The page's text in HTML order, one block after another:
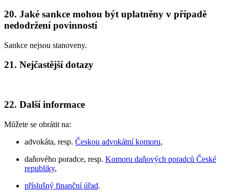
20. Jaké sankce mohou být uplatněny v případě
nedodržení povinností
Sankce nejsou stanoveny.
21. Nejčastější dotazy
22. Další informace
Můžete se obrátit na:
advokáta, resp. Českou advokátní komoru,
daňového poradce, resp. Komoru daňových poradců České
republiky,
příslušný finanční úřad.